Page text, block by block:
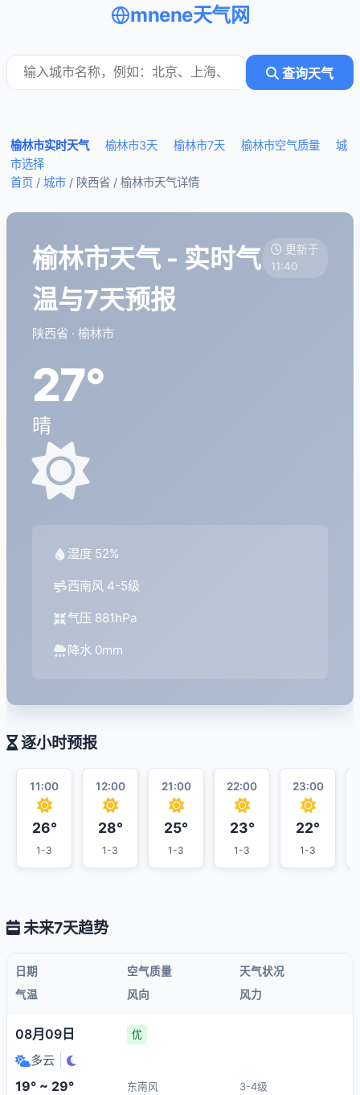
mnene天气网
查询天气
榆林市实时天气 榆林市3天 榆林市7天 榆林市空气质量
城
市选择
首页 / 城市 / 陕西省 / 榆林市天气详情
榆林市天气 - 实时气
温与7天预报
陕西省 · 榆林市
更新于
11:40
27°
晴
湿度 52%
西南风 4-5级
气压 881hPa
降水 0mm
逐小时预报
11:00
26°
1-3
12:00
28°
1-3
21:00
25°
1-3
22:00
23°
1-3
23:00
22°
1-3
未来7天趋势
日期 空气质量
天气状况
气温
风向 风力
08月09日 优
多云
19° ~ 29° 东南风 3-4级